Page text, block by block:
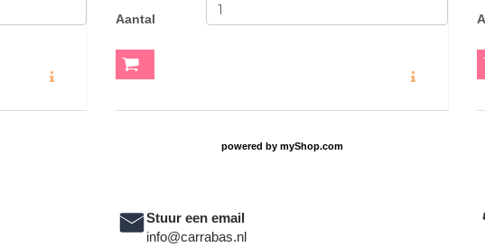
Aantal
powered by myShop.com
Stuur een email
info@carrabas.nl